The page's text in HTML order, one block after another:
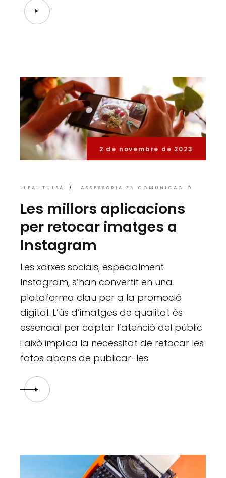
2 de novembre de 2023
LLEAL TULSÀ ASSESSORIA EN COMUNICACIÓ
Les millors aplicacions
per retocar imatges a
Instagram
Les xarxes socials, especialment
Instagram, s’han convertit en una
plataforma clau per a la promoció
digital. L’ús d’imatges de qualitat és
essencial per captar l’atenció del públic
i això implica la necessitat de retocar les
fotos abans de publicar-les.